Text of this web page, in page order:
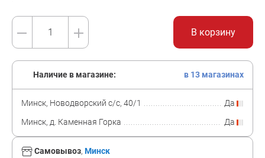
В корзину
Самовывоз, Минск
Наличие в магазине: в 13 магазинах
Минск, Новодворский с/с, 40/1
Да
Минск, д. Каменная Горка
Да